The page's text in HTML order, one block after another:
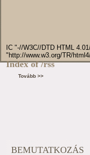
IC "-//W3C//DTD HTML
"http://www.w3.org/TR/
Index of /rss
Tovább >>
BEMUTATKOZÁS